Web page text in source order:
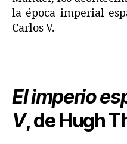
la época imperial
Carlos V.
El imperio
V, de Hugh